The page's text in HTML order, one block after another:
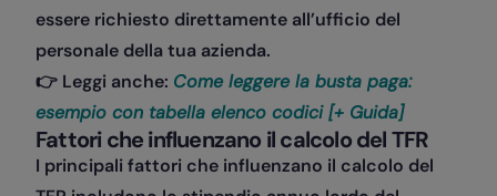
essere richiesto direttamente all’ufficio del
personale della tua azienda.
👉 Leggi anche: Come leggere la busta paga:
esempio con tabella elenco codici [+ Guida]
Fattori che influenzano il calcolo del TFR
I principali fattori che influenzano il calcolo del